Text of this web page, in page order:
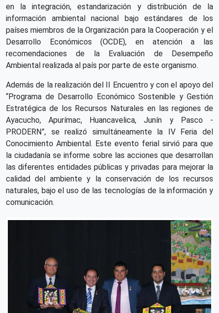
en la integración, estandarización y distribución de la
información ambiental nacional bajo estándares de los
países miembros de la Organización para la Cooperación y el
Desarrollo Económicos (OCDE), en atención a las
recomendaciones de la Evaluación de Desempeño
Ambiental realizada al país por parte de este organismo.
Además de la realización del II Encuentro y con el apoyo del
“Programa de Desarrollo Económico Sostenible y Gestión
Estratégica de los Recursos Naturales en las regiones de
Ayacucho, Apurímac, Huancavelica, Junín y Pasco -
PRODERN”, se realizó simultáneamente la IV Feria del
Conocimiento Ambiental. Este evento ferial sirvió para que
la ciudadanía se informe sobre las acciones que desarrollan
las diferentes entidades públicas y privadas para mejorar la
calidad del ambiente y la conservación de los recursos
naturales, bajo el uso de las tecnologías de la información y
comunicación.